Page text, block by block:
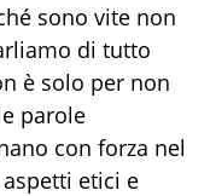
sono vite non
di tutto
è solo per non
parole
con forza nel
etici e